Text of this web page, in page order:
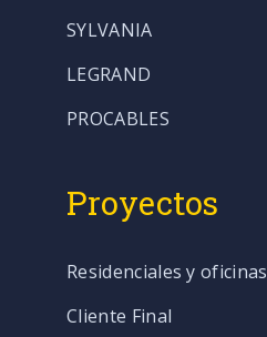
SYLVANIA
LEGRAND
PROCABLES
Proyectos
Residenciales y oficinas
Cliente Final